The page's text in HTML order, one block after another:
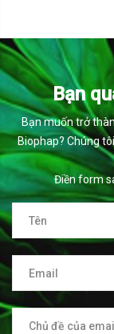
Bạn
Bạn muốn trở
Biophap? Chúng
Điền form